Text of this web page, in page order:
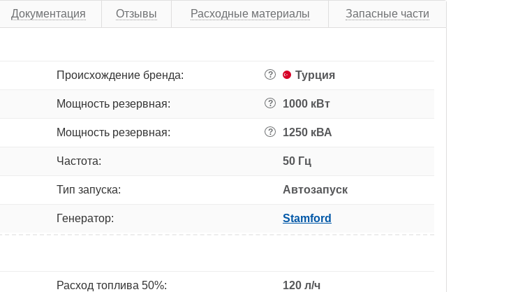
Документация Отзывы Расходные материалы Запасные части
Происхождение бренда: ? Турция
Мощность резервная: ? 1000 кВт
Мощность резервная: ? 1250 кВА
Частота: 50 Гц
Тип запуска: Автозапуск
Генератор: Stamford
Расход топлива 50%: 120 л/ч